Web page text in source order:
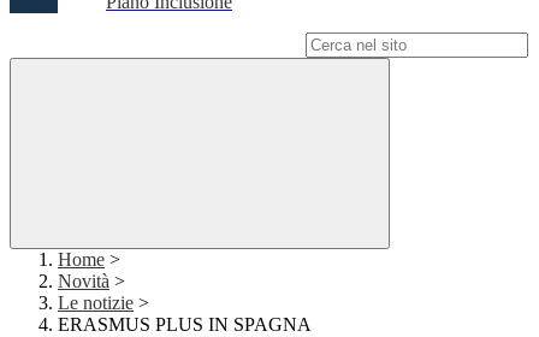
Home >
Novità >
Le notizie >
ERASMUS PLUS IN SPAGNA